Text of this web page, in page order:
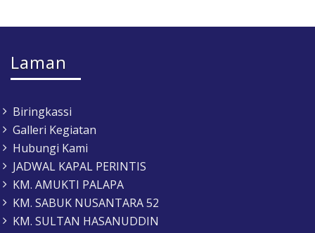
Laman
Biringkassi
Galleri Kegiatan
Hubungi Kami
JADWAL KAPAL PERINTIS
KM. AMUKTI PALAPA
KM. SABUK NUSANTARA 52
KM. SULTAN HASANUDDIN